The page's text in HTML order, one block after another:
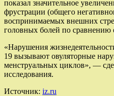
показал значительное
фрустрации (общего
воспринимаемых внешних
головных болей по сравнению
«Нарушения
19 вызывают овуляторные
менструальных циклов», —
исследования.
Источник: iz.ru